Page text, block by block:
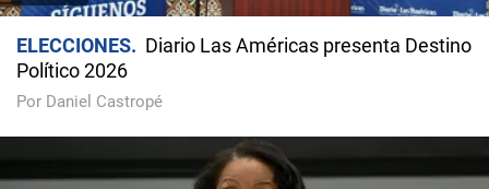
ELECCIONES
Diario Las Américas presenta Destino
Político 2026
Por Daniel Castropé